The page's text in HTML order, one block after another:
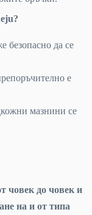
безопасно да се
е
мазнини се
човек до човек и
на и от типа